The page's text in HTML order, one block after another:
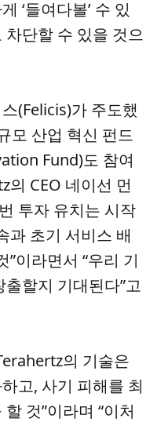
‘들여다볼’ 수 있
단할 수 있을 것으
(Felicis)가 주도했
모 산업 혁신 펀드
Fund)도 참여
CEO 네이선 먼
투자 유치는 시작
과 초기 서비스 배
이라면서 “우리 기
할지 기대된다”고
의 기술은
고, 사기 피해를 최
것”이라며 “이처